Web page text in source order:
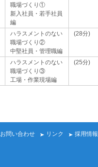
職場づくり①
新入社員・若手社員
編
ハラスメントのない
職場づくり②
中堅社員・管理職編
(28分)
ハラスメントのない
職場づくり③
工場・作業現場編
(25分)
お問い合わせ リンク
採用情報